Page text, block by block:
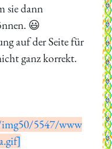
sie dann
😃
auf der Seite für
ganz korrekt.
5547/www